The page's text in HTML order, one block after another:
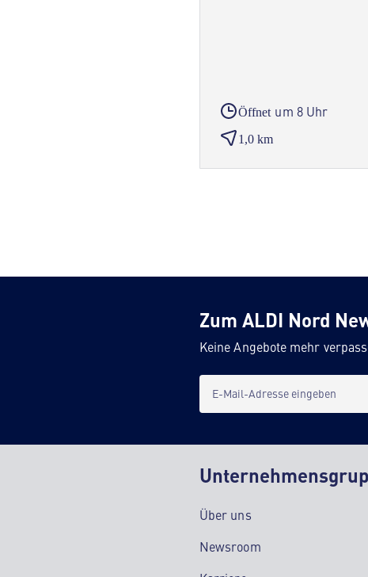
Öffnet um 8 Uhr
1,0 km
Zum ALDI Nord
Keine Angebote mehr
E-Mail-Adresse eingeben
Über uns
Newsroom